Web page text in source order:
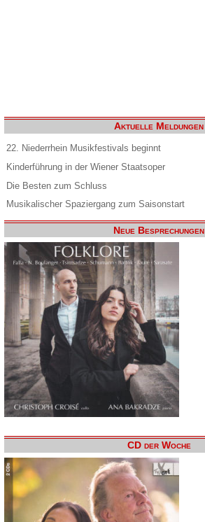
Aktuelle Meldungen
22. Niederrhein Musikfestivals beginnt
Kinderführung in der Wiener Staatsoper
Die Besten zum Schluss
Musikalischer Spaziergang zum Saisonstart
Neue Besprechungen
CD der Woche